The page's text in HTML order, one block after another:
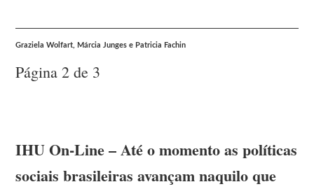
Graziela Wolfart, Márcia Junges e Patricia Fachin
Página 2 de 3
IHU On-Line – Até o momento as políticas
sociais brasileiras avançam naquilo que